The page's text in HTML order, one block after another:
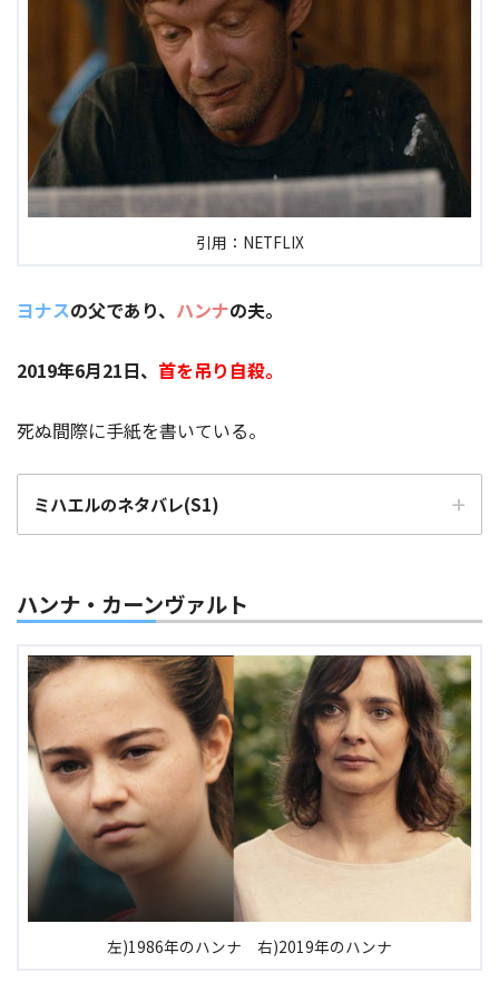
ヨナス ミッケル 「謎の男」
2019年ヨナスの重要な出来事
【5話】
洞窟探索セット
11月8日夜
1986年へタイムスリップ
【7話】
11月9日昼
引用：NETFLIX
ヨナスの父であり、 ハンナの夫。
2019年6月21日、 首を吊り自殺。
死ぬ間際に手紙を書いている。
ミハエルのネタバレ(S1)
ハンナ・カーンヴァルト
左)1986年のハンナ 右)2019年のハンナ